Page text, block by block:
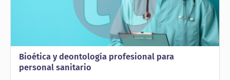
Bioética y deontología profesional para
personal sanitario